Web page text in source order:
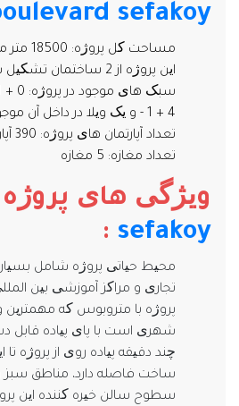
sefakoy
مساحت کل پروژه: 18500 متر مربع.
این پروژه از 2 ساختمان تشکیل شده است
4 + 1 - و یک ویلا در داخل آن موجود است.
تعداد آپارتمان های پروژه: 390 آپارتمان.
تعداد مغازه: 5 مغازه
ویژگی های پروژه
sefakoy
:
محیط حیاتی پروژه شامل بسیاری
تجاری و مراکز آموزشی بین
پروژه با متروبوس که
شهری است با پای پیاده
چند دقیقه پیاده روی از پروژه
ساخت فاصله دارد، مناطق سبز
سطوح سالن خیره کننده این